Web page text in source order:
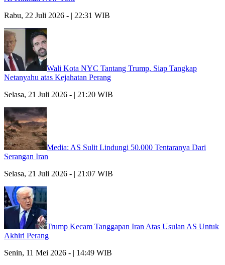
Rabu, 22 Juli 2026 - | 22:31 WIB
Wali Kota NYC Tantang Trump, Siap Tangkap
Netanyahu atas Kejahatan Perang
Selasa, 21 Juli 2026 - | 21:20 WIB
Media: AS Sulit Lindungi 50.000 Tentaranya Dari
Serangan Iran
Selasa, 21 Juli 2026 - | 21:07 WIB
Trump Kecam Tanggapan Iran Atas Usulan AS Untuk
Akhiri Perang
Senin, 11 Mei 2026 - | 14:49 WIB